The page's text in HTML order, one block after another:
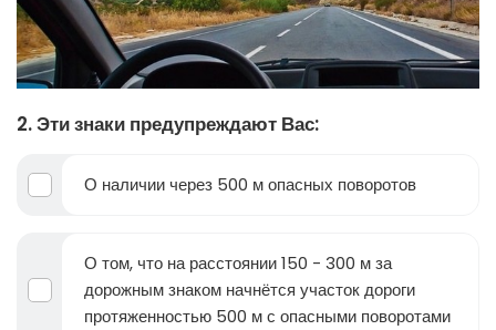
2. Эти знаки предупреждают Вас:
О наличии через 500 м опасных поворотов
О том, что на расстоянии 150 - 300 м за
дорожным знаком начнётся участок дороги
протяженностью 500 м с опасными поворотами